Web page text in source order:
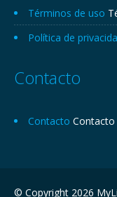
Términos de uso
Política de
Contacto
Contacto Contacto
© Copyright 2026